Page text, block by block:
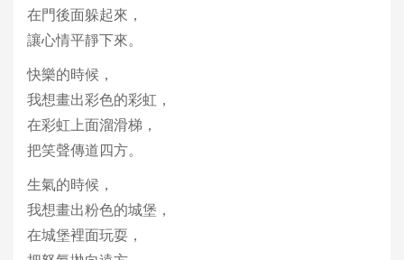
在門後面躲起來，
讓心情平靜下來。
快樂的時候，
我想畫出彩色的彩虹，
在彩虹上面溜滑梯，
把笑聲傳道四方。
生氣的時候，
我想畫出粉色的城堡，
在城堡裡面玩耍，